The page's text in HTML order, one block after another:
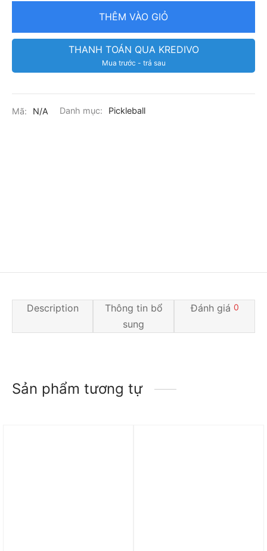
THÊM VÀO GIỎ
THANH TOÁN QUA KREDIVO
Mua trước - trả sau
Mã: N/A Danh mục: Pickleball
Description
Thông tin bổ
sung
Đánh giá 0
Sản phẩm tương tự